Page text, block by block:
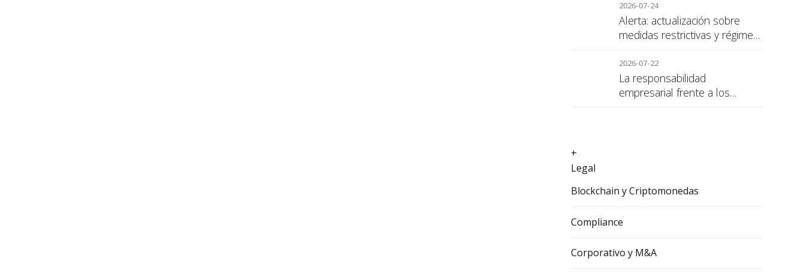
2026-07-24
Alerta: actualización sobre
medidas restrictivas y régimen
2026-07-22
La responsabilidad
empresarial frente a los
+
Legal
Blockchain y Criptomonedas
Compliance
Corporativo y M&A